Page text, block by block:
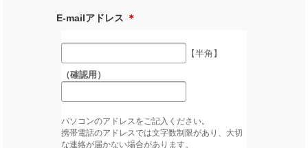
E-mailアドレス ＊
【半角】
（確認用）
パソコンのアドレスをご記入ください。
携帯電話のアドレスでは文字数制限があり、大切
な連絡が届かない場合があります。